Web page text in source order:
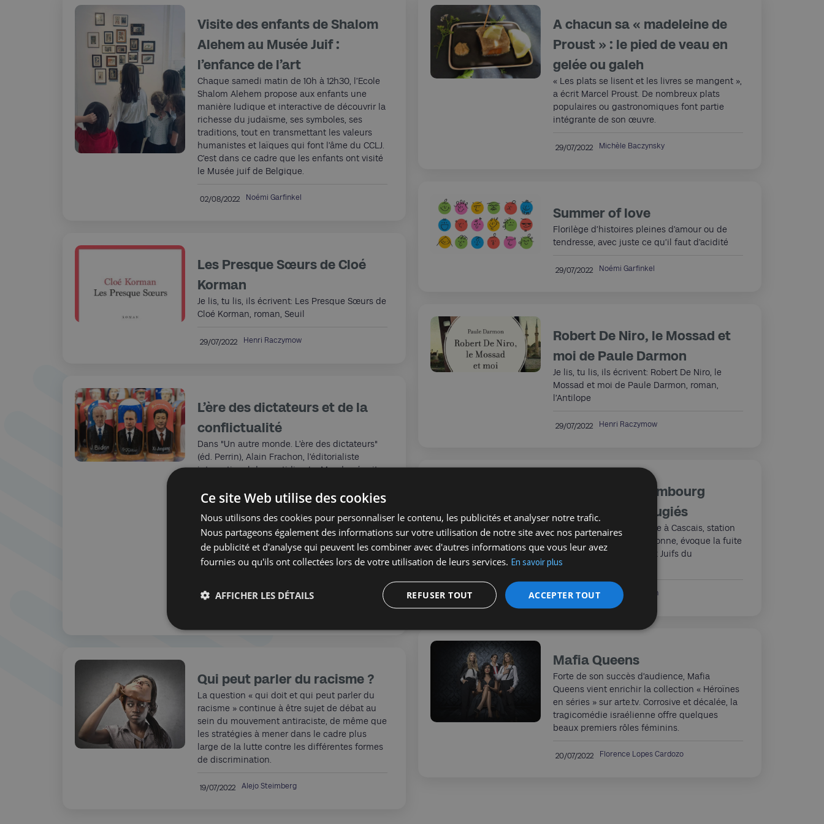
Visite des enfants de Shalom
Alehem au Musée Juif :
l’enfance de l’art
Chaque samedi matin de 10h à 12h30, l’Ecole
Shalom Alehem propose aux enfants une
manière ludique et interactive de découvrir la
richesse du judaïsme, ses symboles, ses
traditions, tout en transmettant les valeurs
humanistes et laïques qui font l’âme du CCLJ.
C’est dans ce cadre que les enfants ont visité
le Musée juif de Belgique.
02/08/2022 Noémi Garfinkel
A chacun sa « madeleine de
Proust » : le pied de veau en
gelée ou galeh
« Les plats se lisent et les livres se mangent »,
a écrit Marcel Proust. De nombreux plats
populaires ou gastronomiques font partie
intégrante de son œuvre.
29/07/2022 Michèle Baczynsky
Summer of love
Florilège d’histoires pleines d’amour ou de
tendresse, avec juste ce qu’il faut d’acidité
29/07/2022 Noémi Garfinkel
Les Presque Sœurs de Cloé
Korman
Je lis, tu lis, ils écrivent: Les Presque Sœurs de
Cloé Korman, roman, Seuil
29/07/2022 Henri Raczymow
Robert De Niro, le Mossad et
moi de Paule Darmon
Je lis, tu lis, ils écrivent: Robert De Niro, le
Mossad et moi de Paule Darmon, roman,
l’Antilope
29/07/2022 Henri Raczymow
L’ère des dictateurs et de la
conflictualité
Dans "Un autre monde. L’ère des dictateurs"
(éd. Perrin), Alain Frachon, l’éditorialiste
international du quotidien Le Monde, réunit
2014 auxquelles il a ajouté une réflexion sur la
permet aussi de mieux cerner la guerre
idéologique que des régimes autocratiques
comme la Chine et la Russie mène contre
l’Occident qu’ils jugent hostile. Rencontre
Portugal et Luxembourg
Mémoires de réfugiés
Une exposition temporaire à Cascais, station
balnéaire proche de Lisbonne, évoque la fuite
au Portugal de nombreux Juifs du
Luxembourg en 1940.
20/07/2022 Roland Baumann
Mafia Queens
Forte de son succès d’audience, Mafia
Queens vient enrichir la collection « Héroïnes
en séries » sur arte.tv. Corrosive et décalée, la
tragicomédie israélienne offre quelques
beaux premiers rôles féminins.
20/07/2022 Florence Lopes Cardozo
Qui peut parler du racisme ?
La question « qui doit et qui peut parler du
racisme » continue à être sujet de débat au
sein du mouvement antiraciste, de même que
les stratégies à mener dans le cadre plus
large de la lutte contre les différentes formes
de discrimination.
19/07/2022 Alejo Steimberg
Ce site Web utilise des cookies
Nous utilisons des cookies pour personnaliser le contenu, les publicités et analyser notre trafic.
Nous partageons également des informations sur votre utilisation de notre site avec nos partenaires
de publicité et d'analyse qui peuvent les combiner avec d'autres informations que vous leur avez
fournies ou qu'ils ont collectées lors de votre utilisation de leurs services. En savoir plus
ACCEPTER TOUT
REFUSER TOUT
AFFICHER LES DÉTAILS